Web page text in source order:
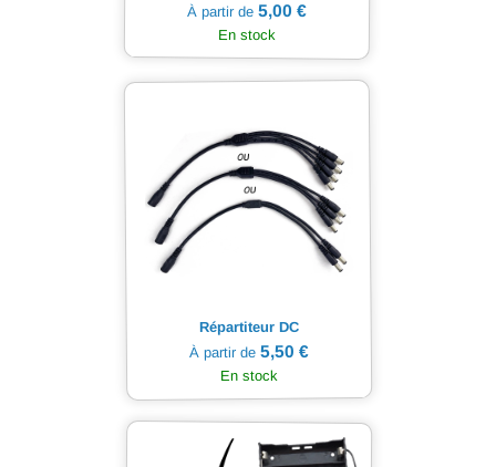
À partir de5,00 €
En stock
Répartiteur DC
À partir de 5,50 €
En stock